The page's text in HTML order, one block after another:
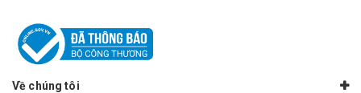
Về chúng tôi